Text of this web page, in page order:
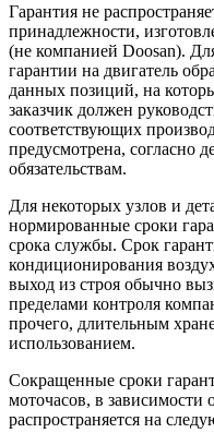
Гарантия не
принадлежности,
(не компанией Doosan).
гарантии на двигатель
данных позиций, на
заказчик должен
соответствующих
предусмотрена, согласно
обязательствам.
Для некоторых узлов и
нормированные сроки
срока службы. Срок
кондиционирования
выход из строя обычно
пределами контроля
прочего, длительным
использованием.
Сокращенные сроки
моточасов, в зависимости
распространяется на